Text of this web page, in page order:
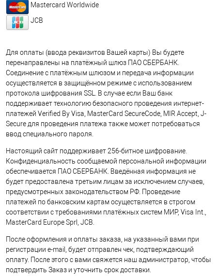
Mastercard Worldwide
JCB
Для оплаты (ввода реквизитов Вашей карты) Вы будете
перенаправлены на платёжный шлюз ПАО СБЕРБАНК.
Соединение с платёжным шлюзом и передача информации
осуществляется в защищённом режиме с использованием
протокола шифрования SSL. В случае если Ваш банк
поддерживает технологию безопасного проведения интернет-
платежей Verified By Visa, MasterCard SecureCode, MIR Accept, J-
Secure для проведения платежа также может потребоваться
ввод специального пароля.
Настоящий сайт поддерживает 256-битное шифрование.
Конфиденциальность сообщаемой персональной информации
обеспечивается ПАО СБЕРБАНК. Введённая информация не
будет предоставлена третьим лицам за исключением случаев,
предусмотренных законодательством РФ. Проведение
платежей по банковским картам осуществляется в строгом
соответствии с требованиями платёжных систем МИР, Visa Int.,
MasterCard Europe Sprl, JCB.
После оформления и оплаты заказа, на указанный вами при
регистрации e-mail, будет отправлен чек, подтверждающий
оплату. После этого с вами свяжется наш администратор, чтобы
подтвердить Заказ и уточнить срок доставки.